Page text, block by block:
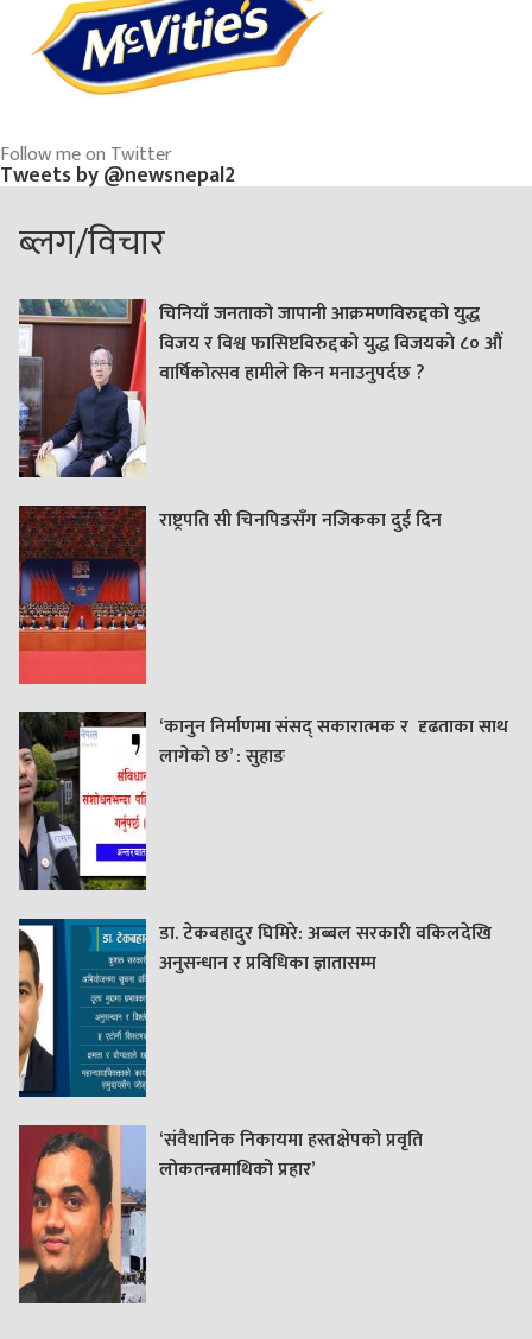
Follow me on Twitter
Tweets by @newsnepal2
ब्लग/विचार
चिनियाँ जनताको जापानी आक्रमणविरुद्दको युद्ध
विजय र विश्व फासिष्टविरुद्दको युद्ध विजयको ८० औं
वार्षिकोत्सव हामीले किन मनाउनुपर्दछ ?
राष्ट्रपति सी चिनपिङसँग नजिकका दुई दिन
‘कानुन निर्माणमा संसद् सकारात्मक र दृढताका साथ
लागेको छ’ : सुहाङ
डा. टेकबहादुर घिमिरे: अब्बल सरकारी वकिलदेखि
अनुसन्धान र प्रविधिका ज्ञातासम्म
‘संवैधानिक निकायमा हस्तक्षेपको प्रवृति
लोकतन्त्रमाथिको प्रहार’